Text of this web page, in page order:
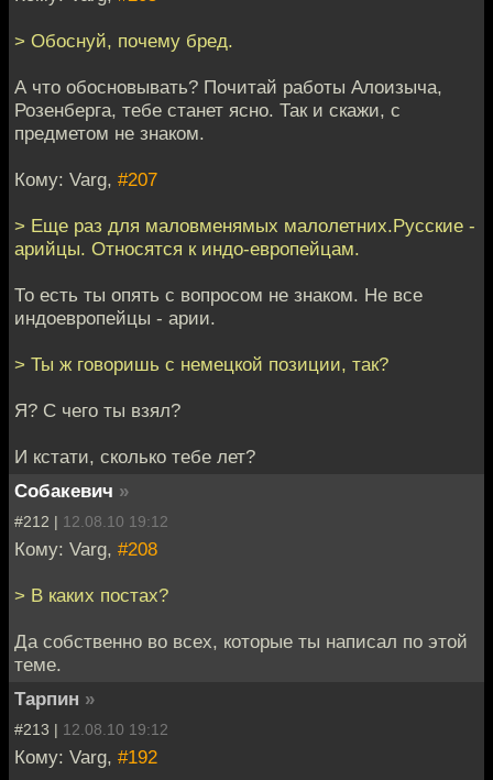
> Обоснуй, почему бред.
А что обосновывать? Почитай работы Алоизыча,
Розенберга, тебе станет ясно. Так и скажи, с
предметом не знаком.
Кому: Varg, #207
> Еще раз для маловменямых малолетних.Русские -
арийцы. Относятся к индо-европейцам.
То есть ты опять с вопросом не знаком. Не все
индоевропейцы - арии.
> Ты ж говоришь с немецкой позиции, так?
Я? С чего ты взял?
И кстати, сколько тебе лет?
Собакевич »
#212 | 12.08.10 19:12
Кому: Varg, #208
> В каких постах?
Да собственно во всех, которые ты написал по этой
теме.
Тарпин »
#213 | 12.08.10 19:12
Кому: Varg, #192